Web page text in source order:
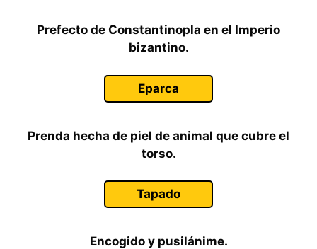
Prefecto de Constantinopla en el Imperio
bizantino.
Eparca
Prenda hecha de piel de animal que cubre el
torso.
Tapado
Encogido y pusilánime.